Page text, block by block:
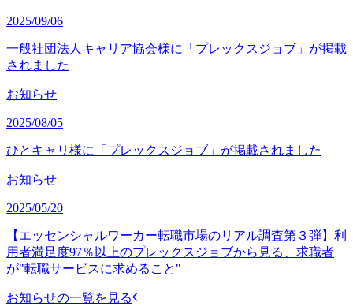
2025/09/06
一般社団法人キャリア協会様に「プレックスジョブ」が掲載
されました
お知らせ
2025/08/05
ひとキャリ様に「プレックスジョブ」が掲載されました
お知らせ
2025/05/20
【エッセンシャルワーカー転職市場のリアル調査第３弾】利
用者満足度97％以上のプレックスジョブから見る、求職者
が"転職サービスに求めること"
お知らせの一覧を見る